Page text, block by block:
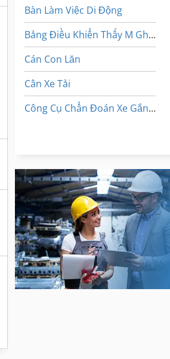
Bàn Làm Việc Di Động
Bảng Điều Khiển Thấy M Ghi Bàn
Cán Con Lăn
Cân Xe Tải
Công Cụ Chẩn Đoán Xe Gắn Máy
Lái Xe Máy
Meh 5 2 1 8 B